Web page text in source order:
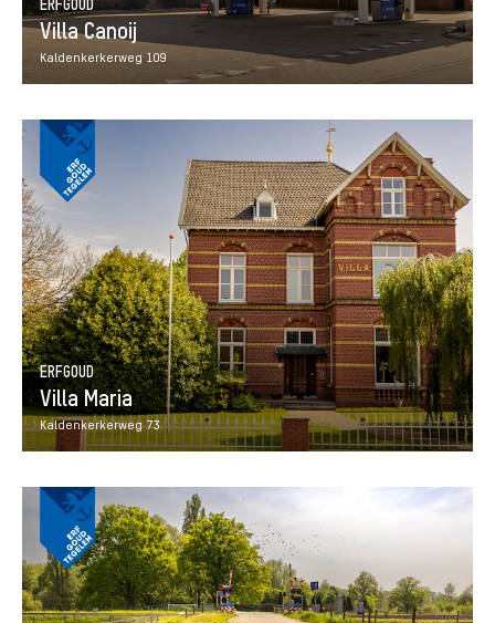
Villa Canoij
Kaldenkerkerweg 109
ERFGOUD
Villa Maria
Kaldenkerkerweg 73